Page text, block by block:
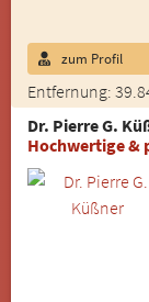
Entfernung:
zum Profil
Dr. Pierre G.
Hochwertige &